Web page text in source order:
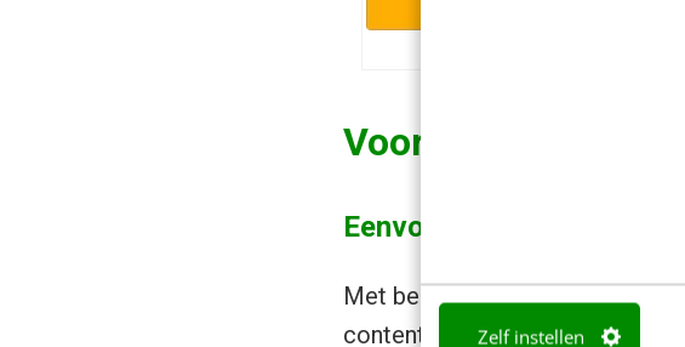
Zelf instellen
Voordelen van een
Eenvoudig content delen
Met behulp van lichtgewicht
content delen met andere